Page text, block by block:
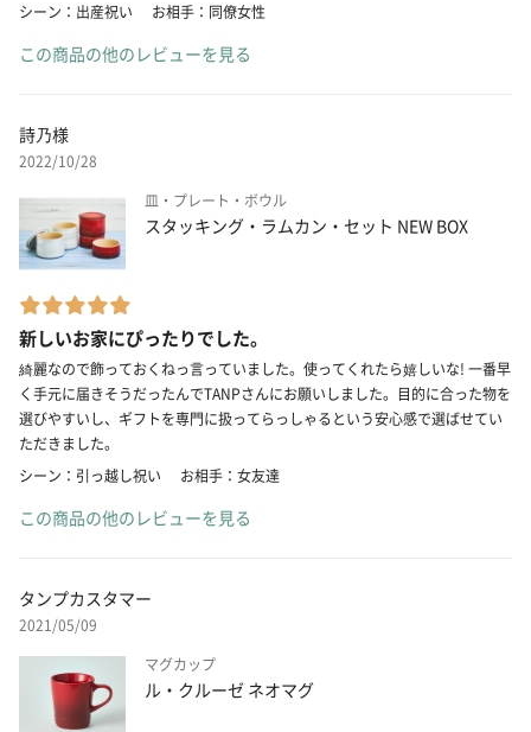
シーン：出産祝い
お相手：同僚女性
この商品の他のレビューを見る
詩乃様
2022/10/28
皿・プレート・ボウル
スタッキング・ラムカン・セット NEW BOX
新しいお家にぴったりでした。
綺麗なので飾っておくねっ言っていました。使ってくれたら嬉しいな! 一番早
く手元に届きそうだったんでTANPさんにお願いしました。目的に合った物を
選びやすいし、ギフトを専門に扱ってらっしゃるという安心感で選ばせてい
ただきました。
シーン：引っ越し祝い
お相手：女友達
この商品の他のレビューを見る
タンプカスタマー
2021/05/09
マグカップ
ル・クルーゼ ネオマグ